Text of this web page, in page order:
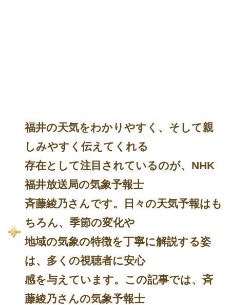
福井の天気をわかりやすく、そして親
しみやすく伝えてくれる
存在として注目されているのが、NHK
福井放送局の気象予報士
斉藤綾乃さんです。日々の天気予報はも
ちろん、季節の変化や
地域の気象の特徴を丁寧に解説する姿
は、多くの視聴者に安心
感を与えています。この記事では、斉
藤綾乃さんの気象予報士